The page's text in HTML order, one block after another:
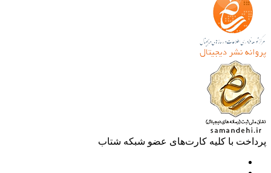
با کلیه کارت‌های عضو شبکه شتاب